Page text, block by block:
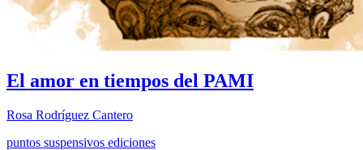
El amor en tiempos del PAMI
Rosa Rodríguez Cantero
puntos suspensivos ediciones